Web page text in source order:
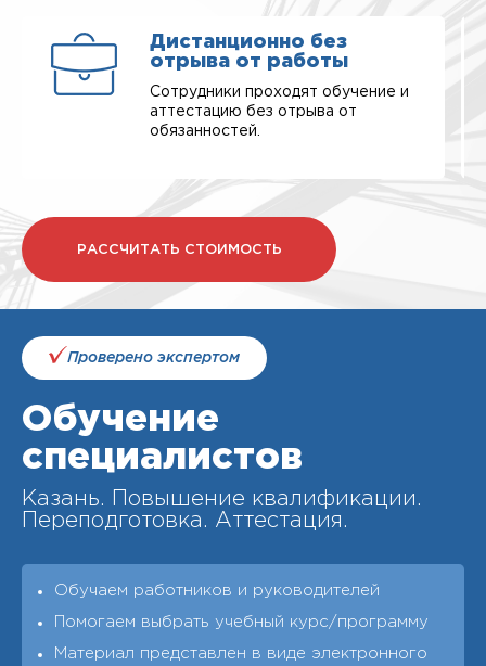
Дистанционно без
отрыва от работы
Сотрудники проходят обучение и
аттестацию без отрыва от
обязанностей.
РАССЧИТАТЬ СТОИМОСТЬ
Проверено экспертом
Обучение
специалистов
Казань. Повышение квалификации.
Переподготовка. Аттестация.
Обучаем работников и руководителей
Помогаем выбрать учебный курс/программу
Материал представлен в виде электронного